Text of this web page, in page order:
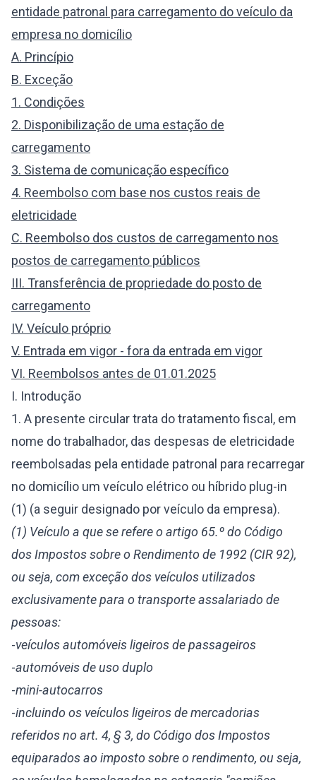
entidade patronal para carregamento do veículo da
empresa no domicílio
A. Princípio
B. Exceção
1. Condições
2. Disponibilização de uma estação de
carregamento
3. Sistema de comunicação específico
4. Reembolso com base nos custos reais de
eletricidade
C. Reembolso dos custos de carregamento nos
postos de carregamento públicos
III. Transferência de propriedade do posto de
carregamento
IV. Veículo próprio
V. Entrada em vigor - fora da entrada em vigor
VI. Reembolsos antes de 01.01.2025
I. Introdução
1. A presente circular trata do tratamento fiscal, em
nome do trabalhador, das despesas de eletricidade
reembolsadas pela entidade patronal para recarregar
no domicílio um veículo elétrico ou híbrido plug-in
(1) (a seguir designado por veículo da empresa).
(1) Veículo a que se refere o artigo 65.º do Código
dos Impostos sobre o Rendimento de 1992 (CIR 92),
ou seja, com exceção dos veículos utilizados
exclusivamente para o transporte assalariado de
pessoas:
-veículos automóveis ligeiros de passageiros
-automóveis de uso duplo
-mini-autocarros
-incluindo os veículos ligeiros de mercadorias
referidos no art. 4, § 3, do Código dos Impostos
equiparados ao imposto sobre o rendimento, ou seja,